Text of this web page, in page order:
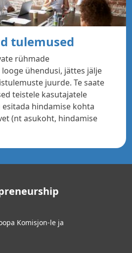
tulemused
rühmade
ühendusi, jättes jälje
juurde. Te saate
teistele kasutajatele
hindamise kohta
(nt asukoht, hindamise
Komisjon-le ja